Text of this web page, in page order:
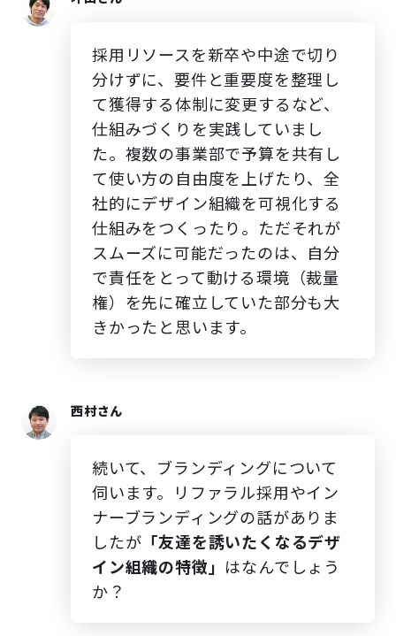
採用リソースを新卒や中途で切り
分けずに、要件と重要度を整理し
て獲得する体制に変更するなど、
仕組みづくりを実践していまし
た。複数の事業部で予算を共有し
て使い方の自由度を上げたり、全
社的にデザイン組織を可視化する
仕組みをつくったり。ただそれが
スムーズに可能だったのは、自分
で責任をとって動ける環境（裁量
権）を先に確立していた部分も大
きかったと思います。
西村さん
続いて、ブランディングについて
伺います。リファラル採用やイン
ナーブランディングの話がありま
したが 「友達を誘いたくなるデザ
イン組織の特徴」 はなんでしょう
か？